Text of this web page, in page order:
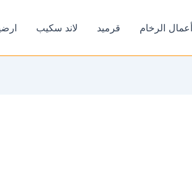
أعمال الرخام قرميد لاند سكيب